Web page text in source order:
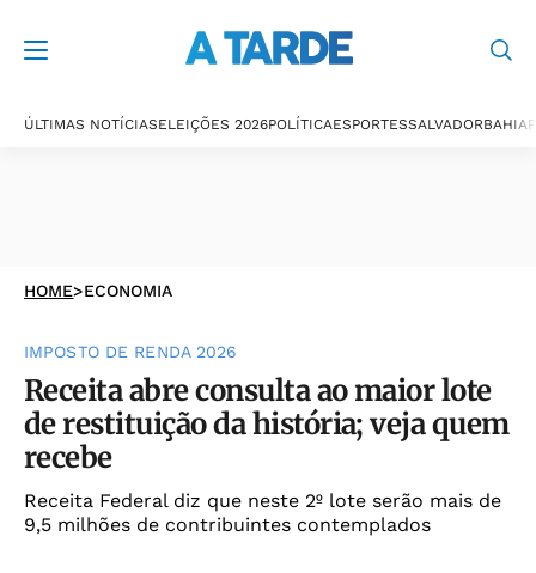
ÚLTIMAS NOTÍCIASELEIÇÕES 2026POLÍTICAESPORTESSALVADORBAHIA
HOME>ECONOMIA
IMPOSTO DE RENDA 2026
Receita abre consulta ao maior lote
de restituição da história; veja quem
recebe
Receita Federal diz que neste 2º lote serão mais de
9,5 milhões de contribuintes contemplados